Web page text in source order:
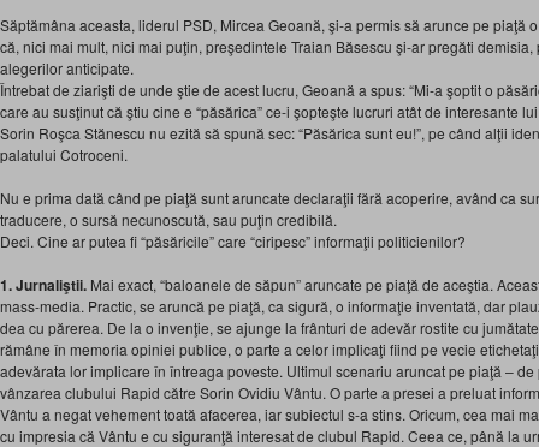
Săptămâna aceasta, liderul PSD, Mircea Geoană, şi-a permis să arunce pe piaţă
că, nici mai mult, nici mai puţin, preşedintele Traian Băsescu şi-ar pregăti
alegerilor anticipate.
Întrebat de ziarişti de unde ştie de acest lucru, Geoană a spus: “Mi-a şoptit o
care au susţinut că ştiu cine e “păsărica” ce-i şopteşte lucruri atât de interesante
Sorin Roşca Stănescu nu ezită să spună sec: “Păsărica sunt eu!”, pe când alţii
palatului Cotroceni.
Nu e prima dată când pe piaţă sunt aruncate declaraţii fără acoperire, având ca
traducere, o sursă necunoscută, sau puţin credibilă.
Deci. Cine ar putea fi “păsăricile” care “ciripesc” informaţii politicienilor?
1. Jurnaliştii. Mai exact, “baloanele de săpun” aruncate pe piaţă de aceştia.
mass-media. Practic, se aruncă pe piaţă, ca sigură, o informaţie inventată, dar
dea cu părerea. De la o invenţie, se ajunge la frânturi de adevăr rostite cu
rămâne în memoria opiniei publice, o parte a celor implicaţi fiind pe vecie
adevărata lor implicare în întreaga poveste. Ultimul scenariu aruncat pe piaţă –
vânzarea clubului Rapid către Sorin Ovidiu Vântu. O parte a presei a preluat
Vântu a negat vehement toată afacerea, iar subiectul s-a stins. Oricum, cea mai
cu impresia că Vântu e cu siguranţă interesat de clubul Rapid. Ceea ce, până la